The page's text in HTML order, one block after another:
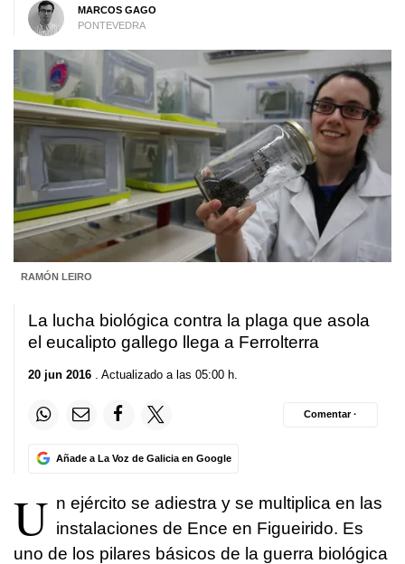
MARCOS GAGO
PONTEVEDRA
RAMÓN LEIRO
La lucha biológica contra la plaga que asola
el eucalipto gallego llega a Ferrolterra
20 jun 2016 . Actualizado a las 05:00 h.
Añade a La Voz de Galicia en Google
Comentar ·
U n ejército se adiestra y se multiplica en las
instalaciones de Ence en Figueirido. Es
uno de los pilares básicos de la guerra biológica